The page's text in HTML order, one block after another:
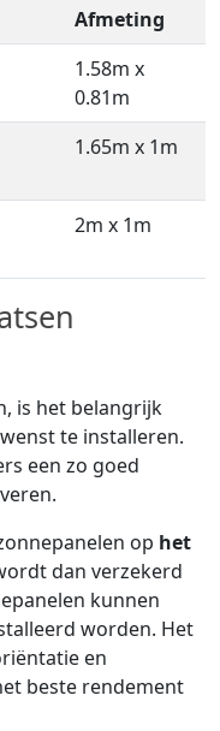
Afmeting
1.58m x
0.81m
1.65m x 1m
2m x 1m
is het belangrijk
te installeren.
een zo goed
op het
dan verzekerd
kunnen
worden. Het
en
beste rendement